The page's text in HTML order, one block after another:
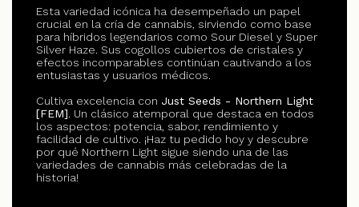
Esta variedad icónica ha desempeñado un papel
crucial en la cría de cannabis, sirviendo como base
para híbridos legendarios como Sour Diesel y Super
Silver Haze. Sus cogollos cubiertos de cristales y
efectos incomparables continúan cautivando a los
entusiastas y usuarios médicos.
Cultiva excelencia con Just Seeds - Northern Light
[FEM]. Un clásico atemporal que destaca en todos
los aspectos: potencia, sabor, rendimiento y
facilidad de cultivo. ¡Haz tu pedido hoy y descubre
por qué Northern Light sigue siendo una de las
variedades de cannabis más celebradas de la
historia!